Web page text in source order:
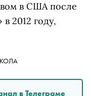
в США после
2012 году,
в Телеграме